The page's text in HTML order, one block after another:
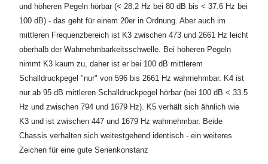
und höheren Pegeln hörbar (< 28.2 Hz bei 80 dB bis < 37.6 Hz bei
100 dB) - das geht für einem 20er in Ordnung. Aber auch im
mittleren Frequenzbereich ist K3 zwischen 473 und 2661 Hz leicht
oberhalb der Wahrnehmbarkeitsschwelle. Bei höheren Pegeln
nimmt K3 kaum zu, daher ist er bei 100 dB mittlerem
Schalldruckpegel "nur" von 596 bis 2661 Hz wahrnehmbar. K4 ist
nur ab 95 dB mittleren Schalldruckpegel hörbar (bei 100 dB < 33.5
Hz und zwischen 794 und 1679 Hz). K5 verhält sich ähnlich wie
K3 und ist zwischen 447 und 1679 Hz wahrnehmbar. Beide
Chassis verhalten sich weitestgehend identisch - ein weiteres
Zeichen für eine gute Serienkonstanz